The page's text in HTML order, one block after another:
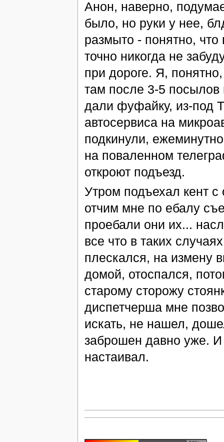
Анон, наверно,
было, но руки у нее,
размыто - понятно, что
точно никогда не
при дороге. Я,
там после 3-5 посылов
дали фуфайку, из-под
автосервиса на
подкинули,
на поваленном
откроют подъезд.
Утром подъехал кент с
отчим мне по ебалу
проебали они их...
все что в таких
плескался, на измену
домой, отоспался,
старому сторожу
диспетчерша мне
искать, не нашел,
заброшен давно уже. И
настаивал.